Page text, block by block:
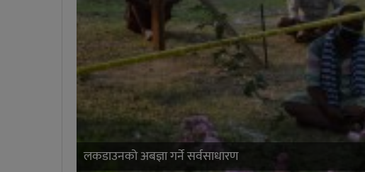
लकडाउनको अबज्ञा गर्ने सर्वसाधारण